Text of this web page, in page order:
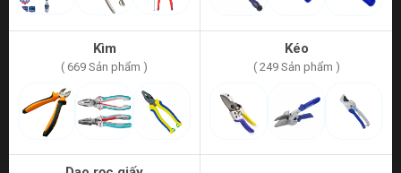
Kìm
( 669 Sản phẩm )
Kéo
( 249 Sản phẩm )